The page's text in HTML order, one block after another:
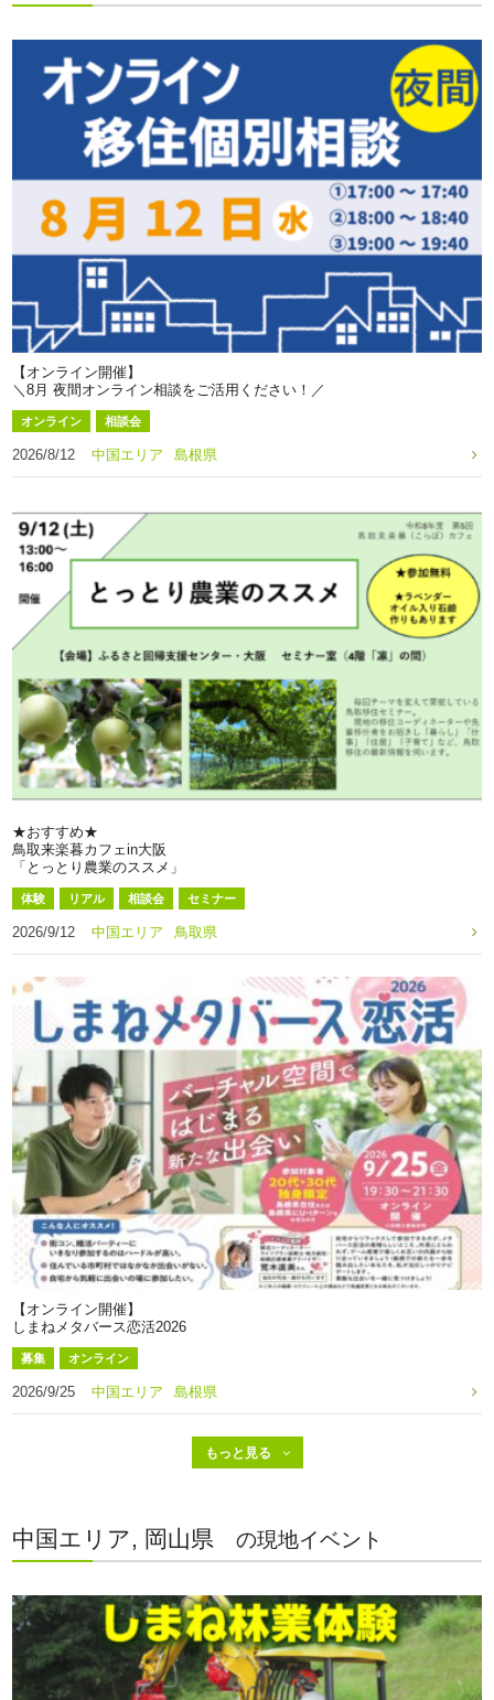
【オンライン開催】
＼8月 夜間オンライン相談をご活用ください！／
オンライン 相談会
2026/8/12 中国エリア 島根県
★おすすめ★
鳥取来楽暮カフェin大阪
「とっとり農業のススメ」
体験 リアル 相談会 セミナー
2026/9/12 中国エリア 鳥取県
【オンライン開催】
しまねメタバース恋活2026
募集 オンライン
2026/9/25 中国エリア 島根県
中国エリア, 岡山県 の現地イベント